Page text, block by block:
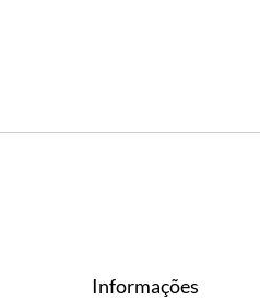
Informações